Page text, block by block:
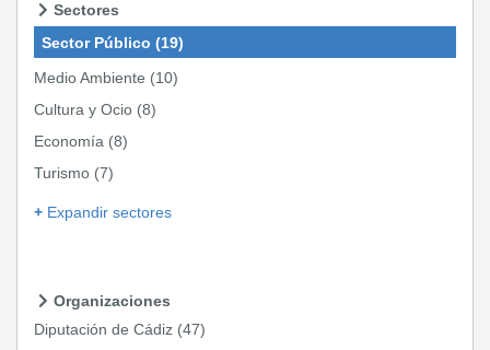
Sectores
Sector Público (19)
Medio Ambiente (10)
Cultura y Ocio (8)
Economía (8)
Turismo (7)
Expandir sectores
Organizaciones
Diputación de Cádiz (47)